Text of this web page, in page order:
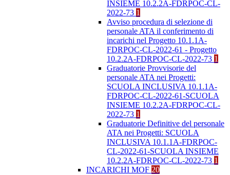
INSIEME 10.2.2A-FDRPOC-CL-
2022-73 1
Avviso procedura di selezione di
personale ATA il conferimento di
incarichi nel Progetto 10.1.1A-
FDRPOC-CL-2022-61 - Progetto
10.2.2A-FDRPOC-CL-2022-73 1
Graduatorie Provvisorie del
personale ATA nei Progetti:
SCUOLA INCLUSIVA 10.1.1A-
FDRPOC-CL-2022-61-SCUOLA
INSIEME 10.2.2A-FDRPOC-CL-
2022-73 1
Graduatorie Definitive del personale
ATA nei Progetti: SCUOLA
INCLUSIVA 10.1.1A-FDRPOC-
CL-2022-61-SCUOLA INSIEME
10.2.2A-FDRPOC-CL-2022-73 1
INCARICHI MOF 20